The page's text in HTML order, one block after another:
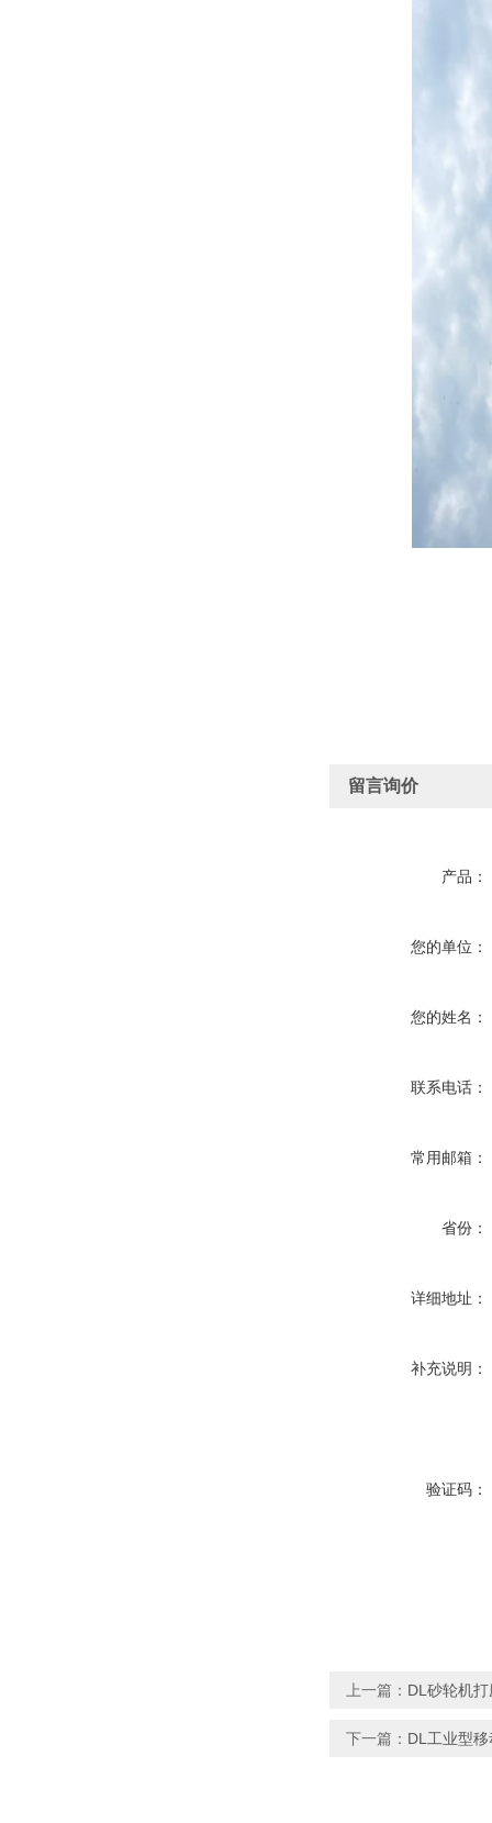
留言询价
产品：
您的单位：
您的姓名：
联系电话：
常用邮箱：
省份：
详细地址：
补充说明：
验证码：
上一篇： DL砂轮机
下一篇： DL工业型